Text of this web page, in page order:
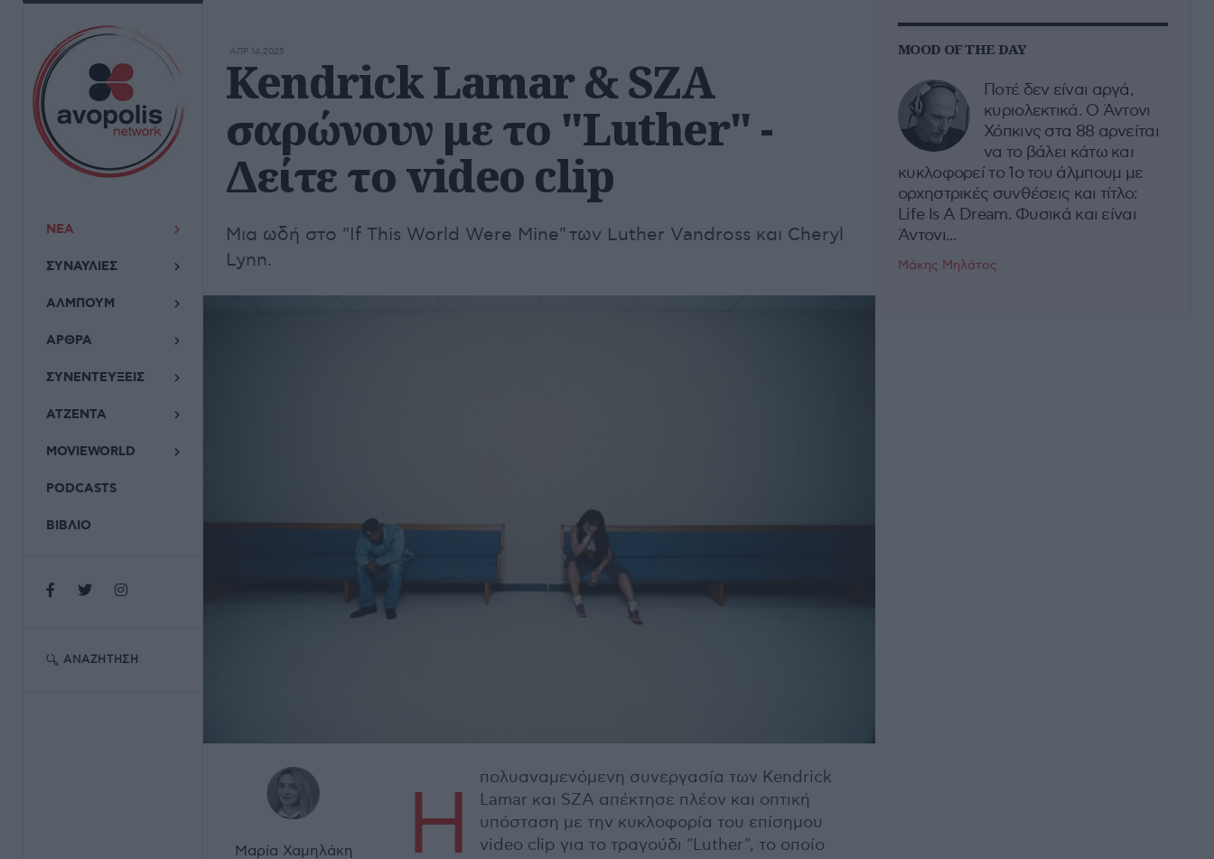
ΝΕΑ
ΣΥΝΑΥΛΙΕΣ
ΑΛΜΠΟΥΜ
ΑΡΘΡΑ
ΣΥΝΕΝΤΕΥΞΕΙΣ
ΑΤΖΕΝΤΑ
MOVIEWORLD
PODCASTS
ΒΙΒΛΙΟ
ΑΝΑΖΉΤΗΣΗ
ΑΠΡ 14,2025
Kendrick Lamar & SZA
σαρώνουν με το "Luther" -
Δείτε το video clip
Μια ωδή στο "If This World Were Mine" των Luther Vandross και Cheryl
Lynn.
Μαρία Χαμηλάκη Η
πολυαναμενόμενη συνεργασία των Kendrick
Lamar και SZA απέκτησε πλέον και οπτική
υπόσταση με την κυκλοφορία του επίσημου
video clip για το τραγούδι "Luther", το οποίο
MOOD OF THE DAY
Ποτέ δεν είναι αργά,
κυριολεκτικά. Ο Άντονι
Χόπκινς στα 88 αρνείται
να το βάλει κάτω και
κυκλοφορεί το 1ο του άλμπουμ με
ορχηστρικές συνθέσεις και τίτλο:
Life Is A Dream. Φυσικά και είναι
Άντονι...
Μάκης Μηλάτος